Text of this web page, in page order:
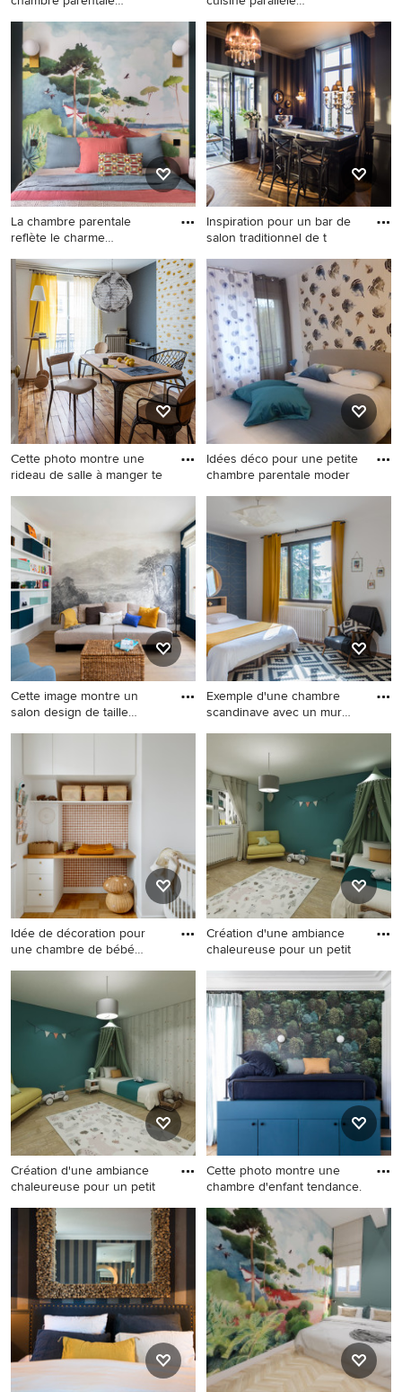
Idées déco pour une
chambre parentale
contemporaine de taille
moyenne avec un mur
marron.
Aménagement d'une cuisine
parallèle contemporaine
avec un évier encastré, un
placard à porte plane, des
portes de placard blanches,
un sol en bois brun, îlot, un
sol marron, un plan de travail
blanc et papier peint.
La chambre parentale
reflète le charme
Exemple d'une grande
chambre d'amis
haussmannienne et beige et
blanche tendance avec un
mur bleu, parquet clair,
aucune cheminée, un
plafond en bois et du papier
peint.
Inspiration pour un bar de
salon traditionnel de t
Inspiration pour un bar de
salon traditionnel de taille
moyenne avec des tabourets,
plan de travail en marbre et
un plan de travail gris.
Cette photo montre une
rideau de salle à manger te
Cette photo montre une
rideau de salle à manger
tendance de taille moyenne
avec un mur multicolore, un
sol en bois brun, aucune
cheminée et éclairage.
Idées déco pour une petite
chambre parentale moder
Idées déco pour une petite
chambre parentale moderne
avec un mur multicolore, sol
en stratifié et un sol beige.
Cette image montre un
salon design de taille
Cette image montre un salon
ouvert avec un mur bleu,
aucune cheminée, aucun
téléviseur, un sol marron, un
sol en bois brun et éclairage.
Exemple d'une chambre
scandinave avec un mur
Exemple d'une chambre
scandinave avec un mur
blanc, un sol en bois brun et
un sol marron.
Idée de décoration pour
une chambre de bébé
Idée de décoration pour une
chambre de bébé nordique.
Création d'une ambiance
chaleureuse pour un petit
Idée de décoration pour une
grande chambre d'enfant de
4 à 10 ans nordique avec un
mur bleu, parquet clair, du
papier peint et un sol beige.
Création d'une ambiance
chaleureuse pour un petit
Aménagement d'une grande
chambre d'enfant de 4 à 10
ans scandinave avec un mur
bleu, parquet clair, du papier
peint et un sol beige.
Cette photo montre une
chambre d'enfant tendance.
Cette photo montre une
chambre d'enfant tendance.